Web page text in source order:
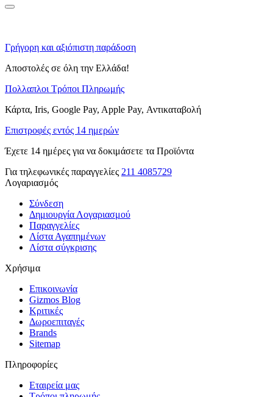
Γρήγορη και αξιόπιστη παράδοση
Αποστολές σε όλη την Ελλάδα!
Πολλαπλοι Τρόποι Πληρωμής
Κάρτα, Iris, Google Pay, Apple Pay, Αντικαταβολή
Επιστροφές εντός 14 ημερών
Έχετε 14 ημέρες για να δοκιμάσετε τα Προϊόντα
Για τηλεφωνικές παραγγελίες 211 4085729
Λογαριασμός
Σύνδεση
Δημιουργία Λογαριασμού
Παραγγελίες
Λίστα Αγαπημένων
Λίστα σύγκρισης
Χρήσιμα
Επικοινωνία
Gizmos Blog
Κριτικές
Δωροεπιταγές
Brands
Sitemap
Πληροφορίες
Εταιρεία μας